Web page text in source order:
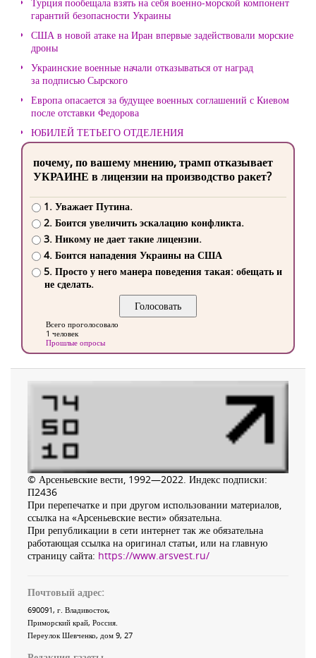
гарантий безопасности Украины
США в новой атаке на Иран впервые задействовали морские
дроны
Украинские военные начали отказываться от наград
за подписью Сырского
Европа опасается за будущее военных соглашений с Киевом
после отставки Федорова
ЮБИЛЕЙ ТЕТЬЕГО ОТДЕЛЕНИЯ
почему, по вашему мнению, трамп отказывает
УКРАИНЕ в лицензии на производство ракет?
1. Уважает Путина.
2. Боится увеличить эскалацию конфликта.
3. Никому не дает такие лицензии.
4. Боится нападения Украины на США
5. Просто у него манера поведения такая: обещать и
не сделать.
Всего проголосовало
1 человек
Прошлые опросы
© Арсеньевские вести, 1992—2022. Индекс подписки:
П2436
При перепечатке и при другом использовании материалов,
ссылка на «Арсеньевские вести» обязательна.
При републикации в сети интернет так же обязательна
работающая ссылка на оригинал статьи, или на главную
страницу сайта: https://www.arsvest.ru/
Почтовый адрес:
690091, г. Владивосток,
Приморский край, Россия
Переулок Шевченко, дом 9, 27